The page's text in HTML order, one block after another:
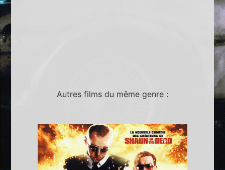
Autres films du même genre :